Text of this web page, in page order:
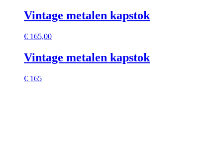
Vintage metalen kapstok
€ 165,00
Vintage metalen kapstok
€ 165